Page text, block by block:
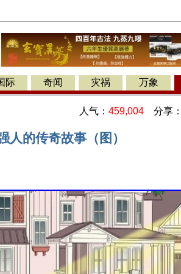
际 奇闻 灾祸 万象
人气： 459,004 分享：
人的传奇故事（图）